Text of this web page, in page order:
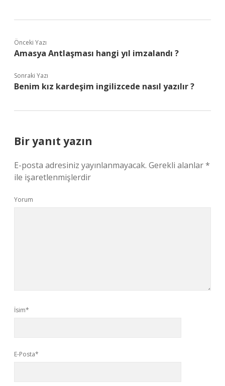
Önceki Yazı
Amasya Antlaşması hangi yıl imzalandı ?
Sonraki Yazı
Benim kız kardeşim ingilizcede nasıl yazılır ?
Bir yanıt yazın
E-posta adresiniz yayınlanmayacak. Gerekli alanlar*
ile işaretlenmişlerdir
Yorum
İsim*
E-Posta*